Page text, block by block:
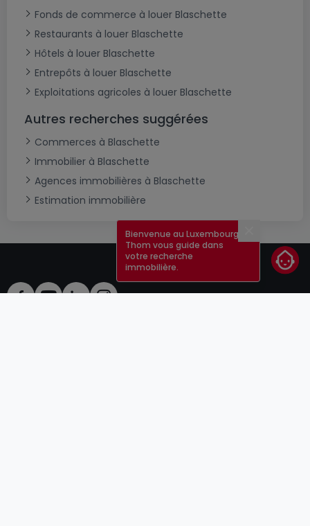
Fonds de commerce à louer Blaschette
Restaurants à louer Blaschette
Hôtels à louer Blaschette
Entrepôts à louer Blaschette
Exploitations agricoles à louer Blaschette
Autres recherches suggérées
Commerces à Blaschette
Immobilier à Blaschette
Agences immobilières à Blaschette
Estimation immobilière
Bienvenue au Luxembourg !
Thom vous guide dans
votre recherche
immobilière.